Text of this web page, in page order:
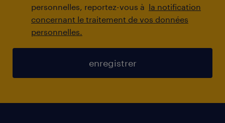
personnelles, reportez-vous à la notification
concernant le traitement de vos données
personnelles.
enregistrer